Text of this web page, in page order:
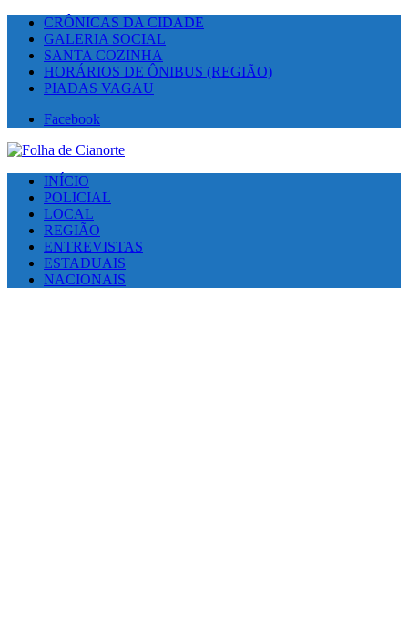
CRÔNICAS DA CIDADE
GALERIA SOCIAL
SANTA COZINHA
HORÁRIOS DE ÔNIBUS (REGIÃO)
PIADAS VAGAU
Facebook
INÍCIO
POLICIAL
LOCAL
REGIÃO
ENTREVISTAS
ESTADUAIS
NACIONAIS